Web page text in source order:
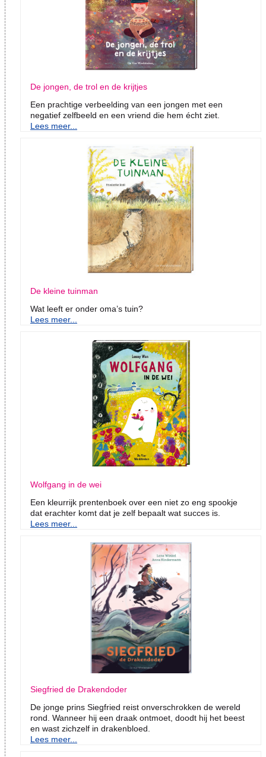
De jongen, de trol en de krijtjes
Een prachtige verbeelding van een jongen met een
negatief zelfbeeld en een vriend die hem écht ziet.
Lees meer...
De kleine tuinman
Wat leeft er onder oma’s tuin?
Lees meer...
Wolfgang in de wei
Een kleurrijk prentenboek over een niet zo eng spookje
dat erachter komt dat je zelf bepaalt wat succes is.
Lees meer...
Siegfried de Drakendoder
De jonge prins Siegfried reist onverschrokken de wereld
rond. Wanneer hij een draak ontmoet, doodt hij het beest
en wast zichzelf in drakenbloed.
Lees meer...